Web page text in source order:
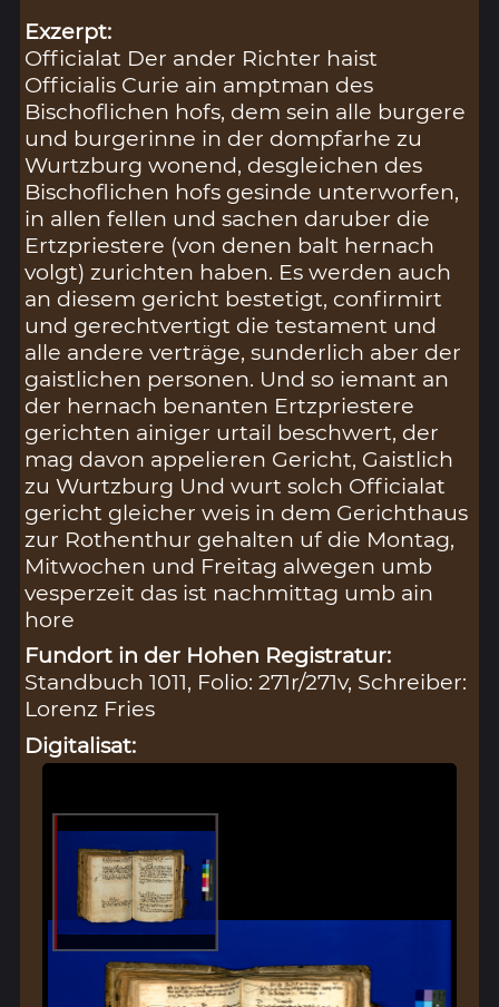
Exzerpt:
Officialat Der ander Richter haist
Officialis Curie ain amptman des
Bischoflichen hofs, dem sein alle burgere
und burgerinne in der dompfarhe zu
Wurtzburg wonend, desgleichen des
Bischoflichen hofs gesinde unterworfen,
in allen fellen und sachen daruber die
Ertzpriestere (von denen balt hernach
volgt) zurichten haben. Es werden auch
an diesem gericht bestetigt, confirmirt
und gerechtvertigt die testament und
alle andere verträge, sunderlich aber der
gaistlichen personen. Und so iemant an
der hernach benanten Ertzpriestere
gerichten ainiger urtail beschwert, der
mag davon appelieren Gericht, Gaistlich
zu Wurtzburg Und wurt solch Officialat
gericht gleicher weis in dem Gerichthaus
zur Rothenthur gehalten uf die Montag,
Mitwochen und Freitag alwegen umb
vesperzeit das ist nachmittag umb ain
hore
Fundort in der Hohen Registratur:
Standbuch 1011, Folio: 271r/271v, Schreiber:
Lorenz Fries
Digitalisat: